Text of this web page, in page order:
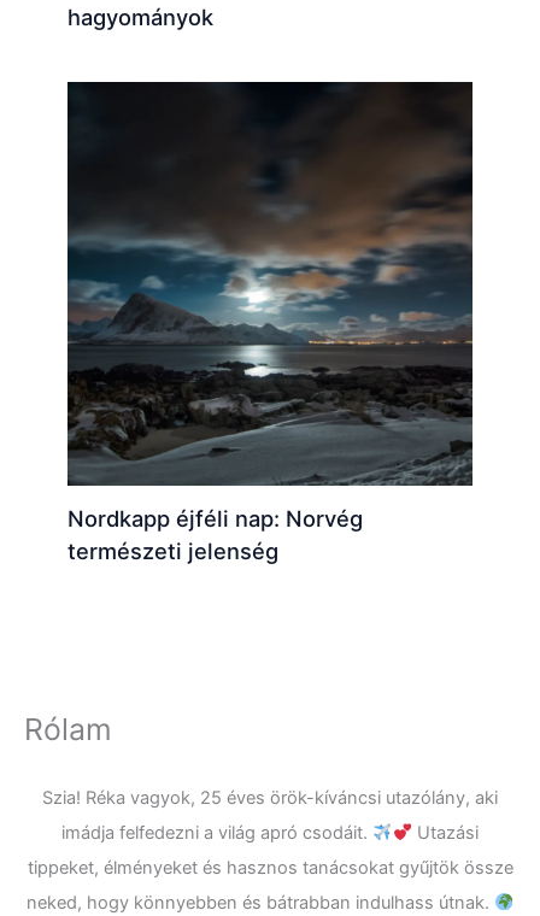
hagyományok
Nordkapp éjféli nap: Norvég
természeti jelenség
Rólam
Szia! Réka vagyok, 25 éves örök-kíváncsi utazólány, aki
imádja felfedezni a világ apró csodáit.
Utazási
tippeket, élményeket és hasznos tanácsokat gyűjtök össze
neked, hogy könnyebben és bátrabban indulhass útnak.